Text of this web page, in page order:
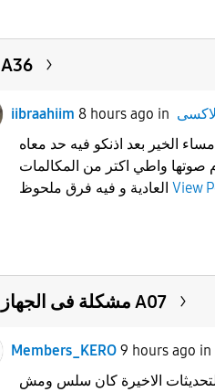
A36
iibraahiim 8 hours ago in
مساء الخير بعد اذنكو فيه حد معاه a36 و صوت ريكوردات
صوتها واطي اكتر من المكالمات
View
مشكلة فى الجهاز A07
Members_KERO 9 hours ago in
الاخيرة كان سلس ومش